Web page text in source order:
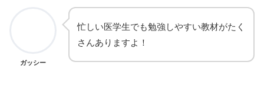
ガッシー
忙しい医学生でも勉強しやすい教材がたく
さんありますよ！